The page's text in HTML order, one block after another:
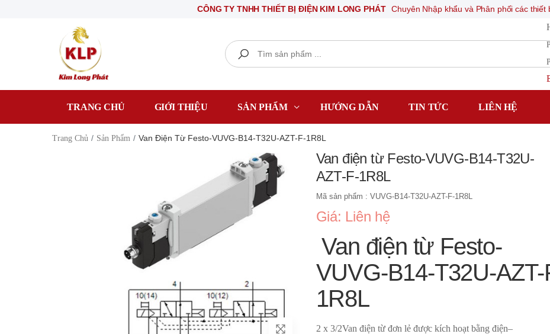
CÔNG TY TNHH THIẾT BỊ ĐIỆN KIM LONG PHÁT Chuyên Nhập khẩu và Phân phối các thiết bị khí
Search
TRANG CHỦ GIỚI THIỆU SẢN PHẨM HƯỚNG DẪN TIN TỨC LIÊN HỆ
Trang Chủ Sản Phẩm Van Điện Từ Festo-VUVG-B14-T32U-AZT-F-1R8L
Van điện từ Festo-VUVG-B14-T32U-
AZT-F-1R8L
Mã sản phẩm : VUVG-B14-T32U-AZT-F-1R8L
Giá: Liên hệ
Van điện từ Festo-
VUVG-B14-T32U-AZT-
1R8L
2 x 3/2Van điện từ đơn lẻ được kích hoạt bằng điện–